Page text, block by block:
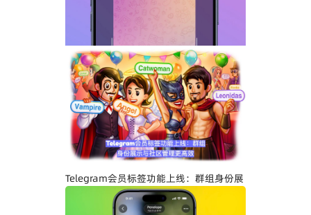
Telegram关闭私聊分享功能详解：增强聊
天隐私与内容保护
Telegram会员标签功能上线：群组身份展
示与社区管理更高效